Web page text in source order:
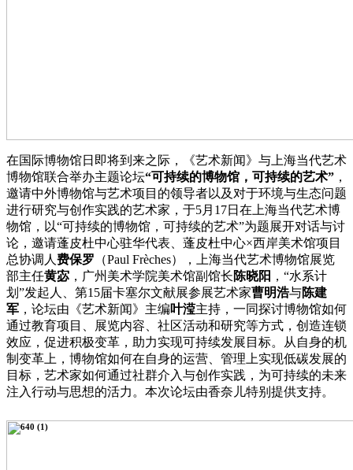
在国际博物馆日即将到来之际，《艺术新闻》与上海当代艺术
博物馆联合举办主题论坛“可持续的博物馆，可持续的艺术” ，
邀请中外博物馆与艺术项目的领导者以及对于环境与生态问题
进行研究与创作实践的艺术家，于5月17日在上海当代艺术博
物馆，以“可持续的博物馆，可持续的艺术”为题展开对话与讨
论，邀请蓬皮杜中心驻华代表、蓬皮杜中心×西岸美术馆项目
总协调人 费保罗 （Paul Frèches），上海当代艺术博物馆展览
部主任黄宓 ，广州美术学院美术馆副馆长陈晓阳 ，“水系计
划”发起人、第15届卡塞尔文献展参展艺术家曹明浩与陈建
军 ，论坛由《艺术新闻》主编叶滢主持，一同探讨博物馆如何
通过教育项目、展览内容、社区活动和研究等方式，创造连锁
效应，促进积极变革，助力实现可持续发展目标。从自身的机
制变革上，博物馆如何在自身的运营、管理上实现低碳发展的
目标，艺术家如何通过社群介入与创作实践，为可持续的未来
注入行动与思想的活力。本次论坛由香奈儿特别提供支持。